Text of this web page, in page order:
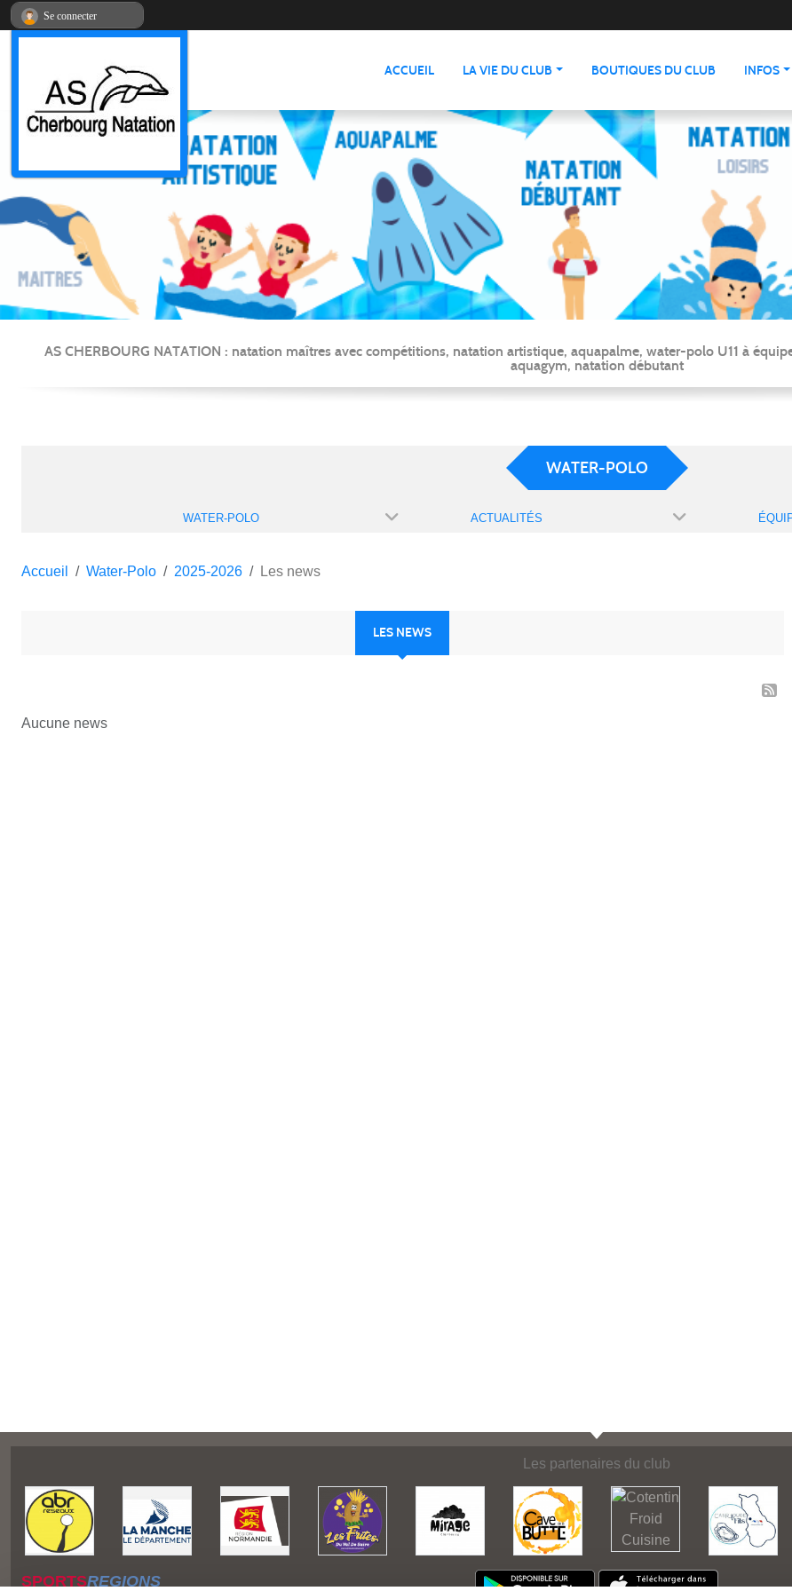
ACCUEIL LA VIE DU CLUB BOUTIQUES DU CLUB INFOS
AS CHERBOURG NATATION : natation maîtres avec compétitions, natation artistique, aquapalme, water-polo U11 à
aquagym, natation débutant
WATER-POLO
WATER-POLO ACTUALITÉS
Accueil Water-Polo 2025-2026 Les news
LES NEWS
Aucune news
Les partenaires du club
SPORTSREGIONS
Se connecter
Panneau de gestion des cookies